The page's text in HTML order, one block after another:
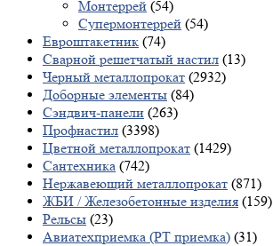
Монтеррей (54)
Супермонтеррей (54)
Евроштакетник (74)
Сварной решетчатый настил (13)
Черный металлопрокат (2932)
Доборные элементы (84)
Сэндвич-панели (263)
Профнастил (3398)
Цветной металлопрокат (1429)
Сантехника (742)
Нержавеющий металлопрокат (871)
ЖБИ / Железобетонные изделия (159)
Рельсы (23)
Авиатехприемка (РТ приемка) (31)